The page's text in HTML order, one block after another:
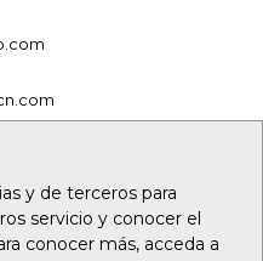
y de terceros para
servicio y conocer el
conocer más, acceda a